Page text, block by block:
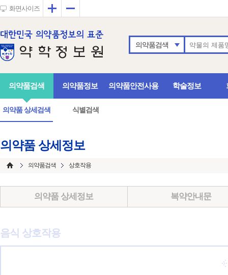
화면사이즈 확대
의약품검색
의약품검색
의약품 상세검색 식별검색
의약품정보 의약품안전사용 학술정보
의약품 상세정보
의약품검색 상호작용
의약품 상세정보 복약안내문
음식 상호작용